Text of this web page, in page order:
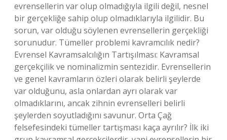
evrensellerin var olup olmadığıyla ilgili değil, nesnel
bir gerçekliğe sahip olup olmadıklarıyla ilgilidir. Bu
sorun, var olduğu söylenen evrensellerin gerçekliği
sorunudur. Tümeller problemi kavramcılık nedir?
Evrensel Kavramsalcılığın Tartışılması: Kavramsal
gerçekçilik ve nominalizmin sentezidir. Evrensellerin
ve genel kavramların özleri olarak belirli şeylerde
var olduğunu, asla onlardan ayrı olarak var
olmadıklarını, ancak zihnin evrenselleri belirli
şeylerden soyutladığını savunur. Orta Çağ
felsefesindeki tümeller tartışması kaça ayrılır? İlk iki